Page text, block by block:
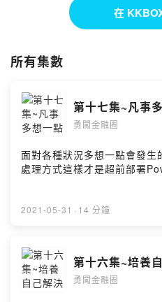
讓您們勇闖金融圈~
https://reurl.cc/7yjaa1
FIRSTORY:https://reurl.cc/1g1j2V
GOOGLE PODCAST:
APPLE PODCAST:https://reurl.cc/
Powered by Firstory Hosting
在
所有集數
第十七集~凡事
勇闖金融圈
面對各種狀況多想一點會發生
處理方式這樣才是超前部署
2021-05-31 · 14 分鐘
第十六集~培養
勇闖金融圈